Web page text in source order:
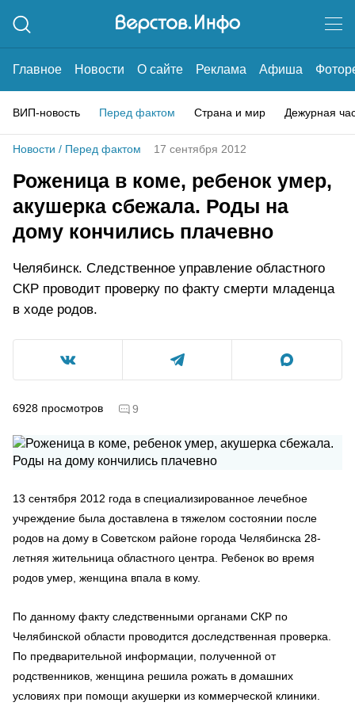
Главное Новости О сайте Реклама Афиша
ВИП-новость Перед фактом Страна и мир Дежурная
Новости / Перед фактом 17 сентября 2012
Роженица в коме, ребенок умер,
акушерка сбежала. Роды на
дому кончились плачевно
Челябинск. Следственное управление областного
СКР проводит проверку по факту смерти младенца
в ходе родов.
6928 просмотров 9
13 сентября 2012 года в специализированное лечебное
учреждение была доставлена в тяжелом состоянии после
родов на дому в Советском районе города Челябинска 28-
летняя жительница областного центра. Ребенок во время
родов умер, женщина впала в кому.
По данному факту следственными органами СКР по
Челябинской области проводится доследственная проверка.
По предварительной информации, полученной от
родственников, женщина решила рожать в домашних
условиях при помощи акушерки из коммерческой клиники.